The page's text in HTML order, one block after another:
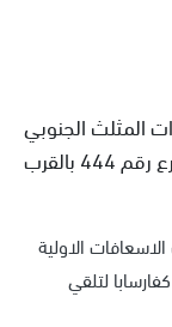
من بلدات المثلث الجنوبي
بجروح متفاوتة جراء حادث طرق وقع على شارع رقم 444 بالقرب
الاولية
لتلقي